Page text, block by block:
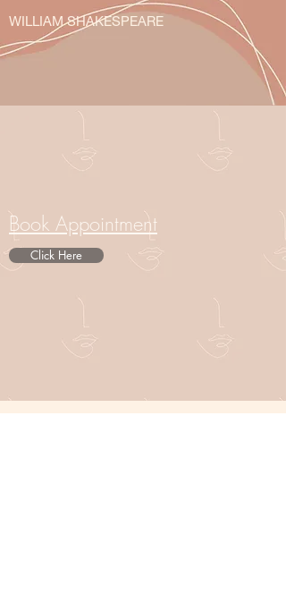
WILLIAM SHAKESPEARE
Book Appointment
Click Here